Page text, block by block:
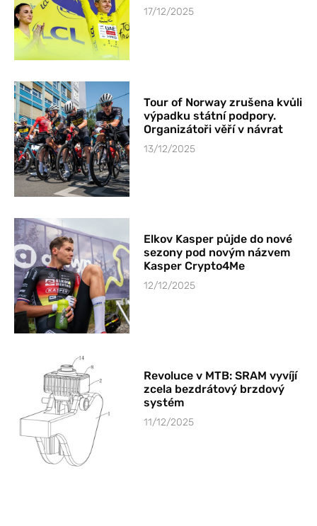
17/12/2025
Tour of Norway zrušena kvůli
výpadku státní podpory.
Organizátoři věří v návrat
13/12/2025
Elkov Kasper půjde do nové
sezony pod novým názvem
Kasper Crypto4Me
12/12/2025
Revoluce v MTB: SRAM vyvíjí
zcela bezdrátový brzdový
systém
11/12/2025